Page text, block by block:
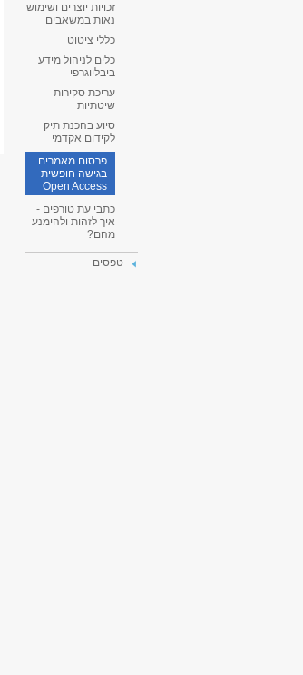
זכויות יוצרים ושימוש
נאות במשאבים
כללי ציטוט
כלים לניהול מידע
ביבליוגרפי
עריכת סקירות
שיטתיות
סיוע בהכנת תיק
לקידום אקדמי
פרסום מאמרים
בגישה חופשית -
Open Access
כתבי עת טורפים -
איך לזהות ולהימנע
מהם?
טפסים